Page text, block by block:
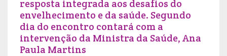
resposta integrada aos desafios do
envelhecimento e da saúde. Segundo
dia do encontro contará com a
intervenção da Ministra da Saúde, Ana
Paula Martins